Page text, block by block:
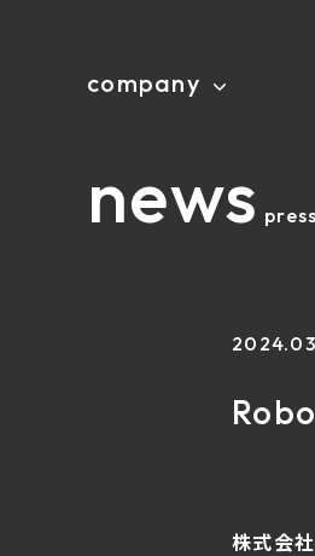
company
news
株式会